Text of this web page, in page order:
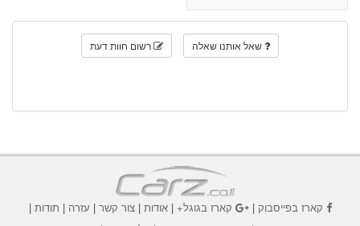
שאל אותנו שאלה רשום חוות דעת
קארז בפייסבוק| קארז בגוגל+|אודות |צור קשר | עזרה | תודות |